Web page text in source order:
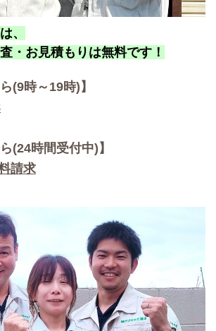
、
・お見積もりは無料です！
(9時～19時)】
(24時間受付中)】
請求